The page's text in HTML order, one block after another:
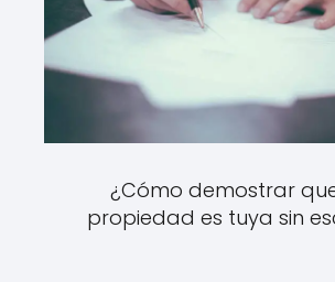
¿Cómo demostrar
propiedad es tuya sin